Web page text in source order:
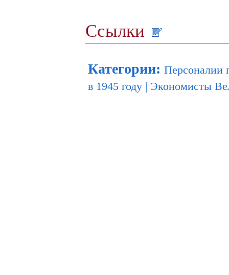
Ссылки
Категории: Персоналии
в 1945 году | Экономисты